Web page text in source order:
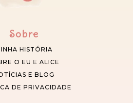
Sobre
HISTÓRIA
O EU E ALICE
E BLOG
DE PRIVACIDADE